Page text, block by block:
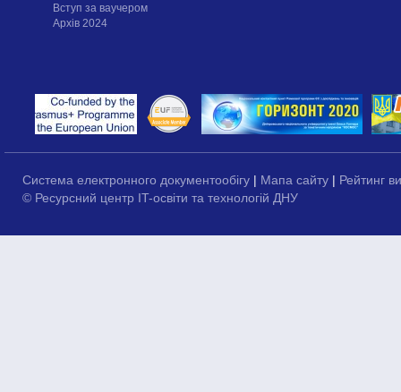
Вступ за ваучером
Архів 2024
Система електронного документообігу | Мапа сайту | Рейтинг
© Ресурсний центр IT-освіти та технологій ДНУ